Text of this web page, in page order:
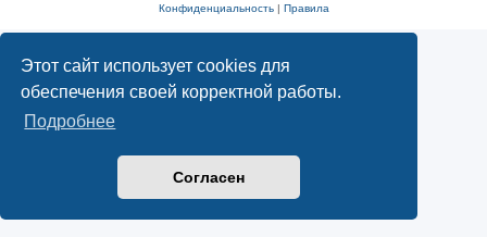
Этот сайт использует cookies для
обеспечения своей корректной работы.
Подробнее
Согласен
Конфиденциальность| Правила